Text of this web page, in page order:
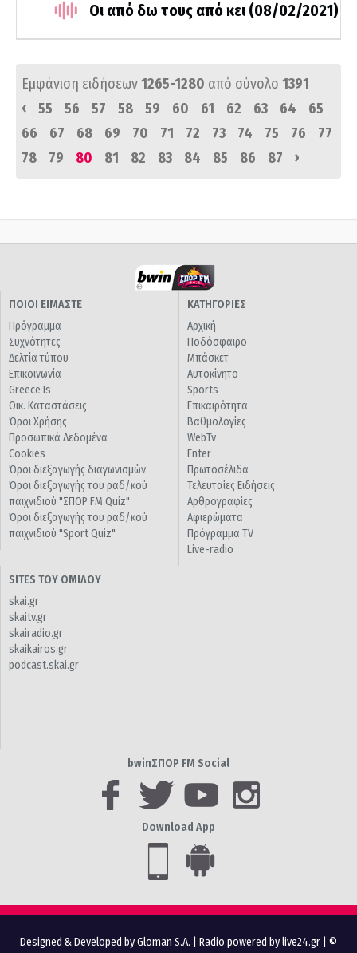
Οι από δω τους από κει (08/02/2021)
Εμφάνιση ειδήσεων1265-1280 από σύνολο 1391
‹
55 56 57 58 59 60 61 62 63 64
65
66
67 68 69 70 71 72 73 74 75 76
77
78
79 80 81 82 83 84 85 86 87 ›
ΠΟΙΟΙ ΕΙΜΑΣΤΕ
Πρόγραμμα
Συχνότητες
Δελτία τύπου
Επικοινωνία
Greece Is
Οικ. Καταστάσεις
Όροι Χρήσης
Προσωπικά Δεδομένα
Cookies
Όροι διεξαγωγής διαγωνισμών
Όροι διεξαγωγής του ραδ/κού
παιχνιδιού "ΣΠΟΡ FM Quiz"
Όροι διεξαγωγής του ραδ/κού
παιχνιδιού "Sport Quiz"
ΚΑΤΗΓΟΡΙΕΣ
Αρχική
Ποδόσφαιρο
Μπάσκετ
Αυτοκίνητο
Sports
Επικαιρότητα
Βαθμολογίες
WebTv
Enter
Πρωτοσέλιδα
Τελευταίες Ειδήσεις
Αρθρογραφίες
Αφιερώματα
Πρόγραμμα TV
Live-radio
SITES ΤΟΥ ΟΜΙΛΟΥ
skai.gr
skaitv.gr
skairadio.gr
skaikairos.gr
podcast.skai.gr
bwinΣΠΟΡ FM Social
Download App
Designed & Developed by Gloman S.A. Radio powered by live24.gr | ©